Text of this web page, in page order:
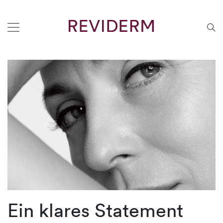
Ein klares Statement